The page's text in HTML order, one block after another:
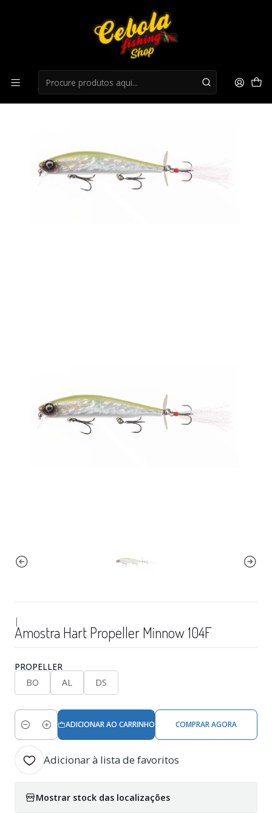
Amostra Hart Propeller Minnow 104F
|
Amostra Hart Propeller Minnow 104F
PROPELLER
BO
AL DS
Quantidade
ADICIONAR AO CARRINHO COMPRAR AGORA
Adicionar à lista de favoritos
Mostrar stock das localizações